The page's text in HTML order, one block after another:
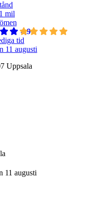
mil
4,9
tid
11 augusti
Uppsala
11 augusti